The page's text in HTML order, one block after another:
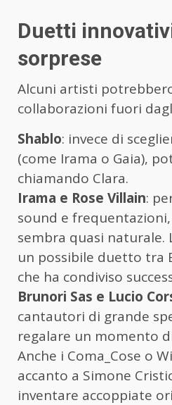
Duetti
sorprese
Alcuni artisti
collaborazioni fuori
Shablo: invece di
(come Irama o Gaia),
chiamando Clara.
Irama e Rose Villain:
sound e
sembra quasi naturale.
un possibile duetto tra
che ha condiviso
Brunori Sas e Lucio
cantautori di grande
regalare un momento
Anche i Coma_Cose o
accanto a Simone
inventare accoppiate